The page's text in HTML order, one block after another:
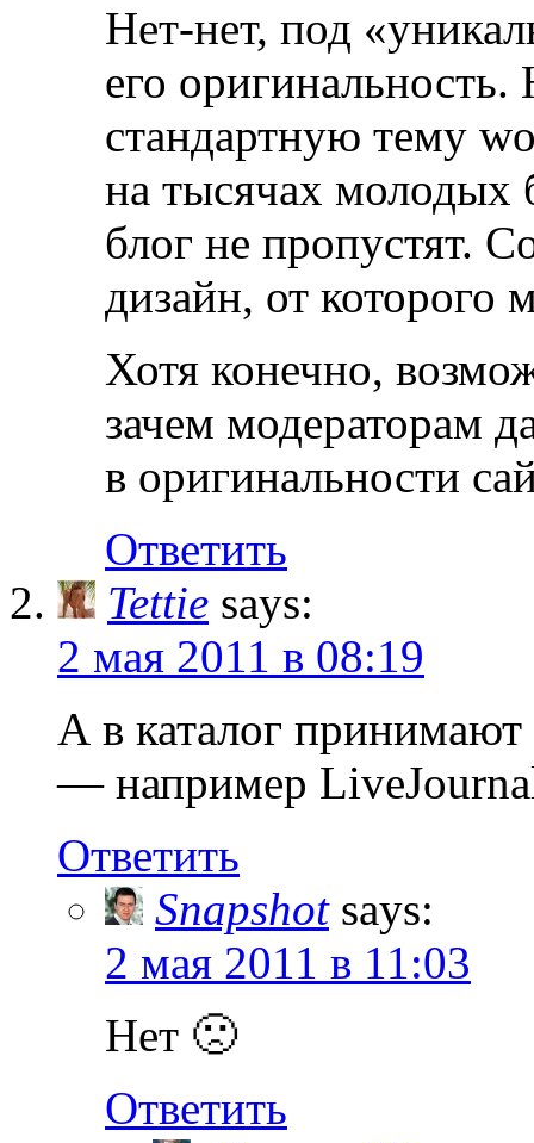
Нет-нет, под
его
стандартную тему
на тысячах молодых
блог не пропустят.
дизайн, от которого
Хотя конечно,
зачем модераторам
в оригинальности
Ответить
Tettie says:
2 мая 2011 в 08:19
А в каталог принимают
— например
Ответить
Snapshot says:
2 мая 2011 в 11:03
Нет 🙁
Ответить